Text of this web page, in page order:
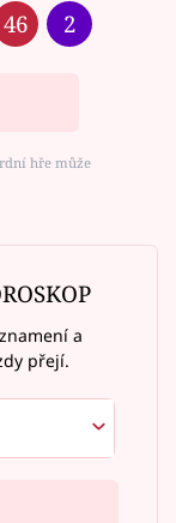
46 2
hře může
a
přejí.